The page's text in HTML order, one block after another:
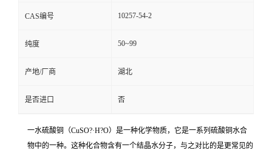
CAS编号 10257-54-2
纯度 50~99
产地/厂商 湖北
是否进口 否
一水硫酸铜（CuSO?·H?O）是一种化学物质，它是一系列硫酸铜水合
物中的一种。这种化合物含有一个结晶水分子，与之对比的是更常见的